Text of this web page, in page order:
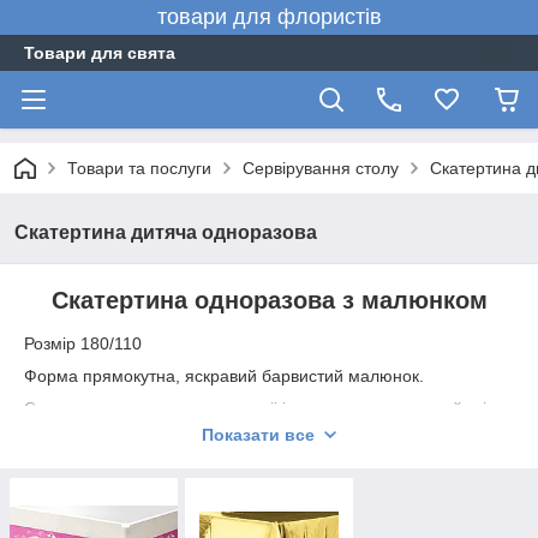
товари для флористів
Товари для свята
Товари та послуги Сервірування столу Скатертина
Скатертина дитяча одноразова
Скатертина одноразова з малюнком
Розмір 180/110
Форма прямокутна, яскравий барвистий малюнок.
Скатертина зручна в екслуатаціі і прикрасить святковий стіл.
Продумуючи все до дрібниць, ми дбаємо про наших близьких
будній день, вдома або на природі.
Показати все